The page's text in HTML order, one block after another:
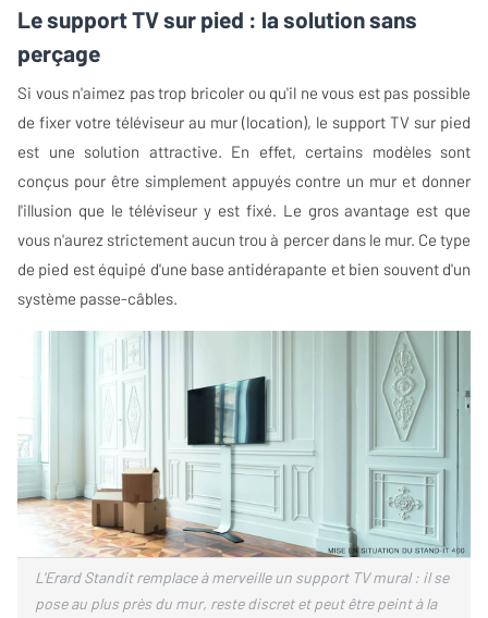
Le support TV sur pied : la solution sans
perçage
Si vous n'aimez pas trop bricoler ou qu'il ne vous est pas possible
de fixer votre téléviseur au mur (location), le support TV sur pied
est une solution attractive. En effet, certains modèles sont
conçus pour être simplement appuyés contre un mur et donner
l'illusion que le téléviseur y est fixé. Le gros avantage est que
vous n'aurez strictement aucun trou à percer dans le mur. Ce type
de pied est équipé d'une base antidérapante et bien souvent d'un
système passe-câbles.
L'Erard Standit remplace à merveille un support TV mural : il se
pose au plus près du mur, reste discret et peut être peint à la